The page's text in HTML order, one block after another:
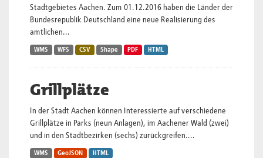
Stadtgebietes Aachen. Zum 01.12.2016 haben die Länder der
Bundesrepublik Deutschland eine neue Realisierung des
amtlichen...
WMS WFS CSV Shape PDF HTML
Grillplätze
In der Stadt Aachen können Interessierte auf verschiedene
Grillplätze in Parks (neun Anlagen), im Aachener Wald (zwei)
und in den Stadtbezirken (sechs) zurückgreifen....
WMS GeoJSON HTML